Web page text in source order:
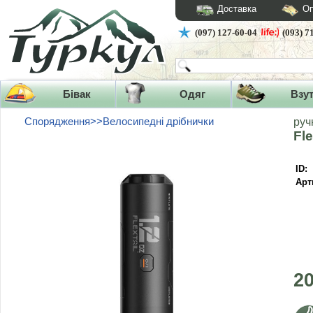
Доставка
(097) 127-60-04 (093)
Бівак Одяг
Спорядження>>Велосипедні дрібнички
ID: